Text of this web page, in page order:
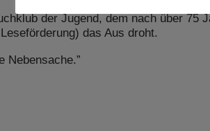
der Jugend, dem nach über 75
das Aus droht.
Nebensache.”